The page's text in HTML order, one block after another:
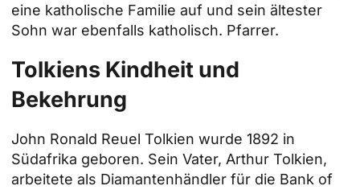
eine katholische Familie auf und sein ältester
Sohn war ebenfalls katholisch. Pfarrer.
Tolkiens Kindheit und
Bekehrung
John Ronald Reuel Tolkien wurde 1892 in
Südafrika geboren. Sein Vater, Arthur Tolkien,
arbeitete als Diamantenhändler für die Bank of